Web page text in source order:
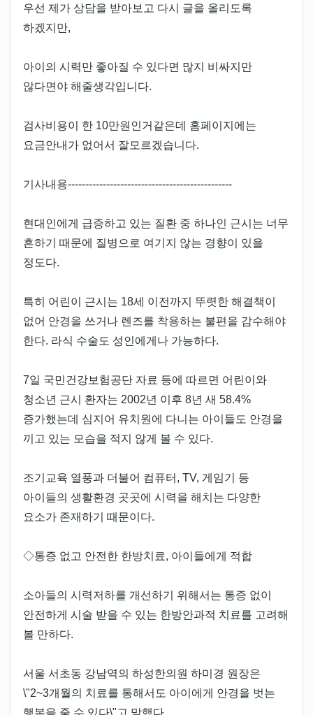
우선 제가 상담을 받아보고 다시 글을 올리도록
하겠지만,
아이의 시력만 좋아질 수 있다면 많지 비싸지만
않다면야 해줄생각입니다.
검사비용이 한 10만원인거같은데 홈페이지에는
요금안내가 없어서 잘모르겠습니다.
기사내용-----------------------------------------------
현대인에게 급증하고 있는 질환 중 하나인 근시는 너무
흔하기 때문에 질병으로 여기지 않는 경향이 있을
정도다.
특히 어린이 근시는 18세 이전까지 뚜렷한 해결책이
없어 안경을 쓰거나 렌즈를 착용하는 불편을 감수해야
한다. 라식 수술도 성인에게나 가능하다.
7일 국민건강보험공단 자료 등에 따르면 어린이와
청소년 근시 환자는 2002년 이후 8년 새 58.4%
증가했는데 심지어 유치원에 다니는 아이들도 안경을
끼고 있는 모습을 적지 않게 볼 수 있다.
조기교육 열풍과 더불어 컴퓨터, TV, 게임기 등
아이들의 생활환경 곳곳에 시력을 해치는 다양한
요소가 존재하기 때문이다.
◇통증 없고 안전한 한방치료, 아이들에게 적합
소아들의 시력저하를 개선하기 위해서는 통증 없이
안전하게 시술 받을 수 있는 한방안과적 치료를 고려해
볼 만하다.
서울 서초동 강남역의 하성한의원 하미경 원장은
\"2~3개월의 치료를 통해서도 아이에게 안경을 벗는
행복을 줄 수 있다\"고 말했다.